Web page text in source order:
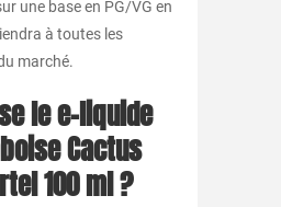
une base en PG/VG en
à toutes les
marché.
le e-liquide
Cactus
100 ml ?